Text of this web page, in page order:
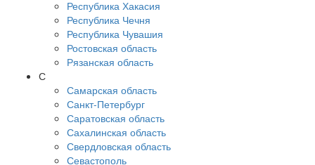
Республика Хакасия
Республика Чечня
Республика Чувашия
Ростовская область
Рязанская область
С
Самарская область
Санкт-Петербург
Саратовская область
Сахалинская область
Свердловская область
Севастополь